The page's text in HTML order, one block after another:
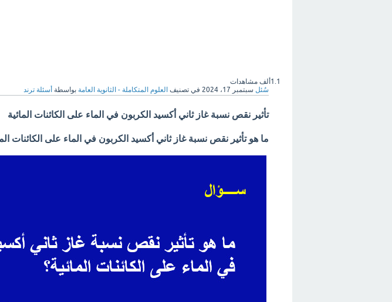
1.1ألف
مشاهدات
سُئل سبتمبر 17، 2024 في تصنيف العلوم المتكاملة - الثانوية العامة بواسطة أسئلة ترند
تأثير نقص نسبة غاز ثاني أكسيد الكربون في الماء على الكائنات المائية
ما هو تأثير نقص نسبة غاز ثاني أكسيد الكربون في الماء على الكائنات